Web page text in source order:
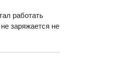
работать
заряжается не